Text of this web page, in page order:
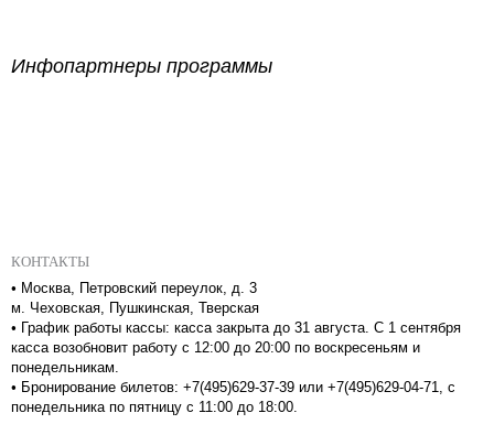
Инфопартнеры программы
КОНТАКТЫ
• Москва, Петровский переулок, д. 3
м. Чеховская, Пушкинская, Тверская
• График работы кассы: касса закрыта до 31 августа. С 1 сентября
касса возобновит работу с 12:00 до 20:00 по воскресеньям и
понедельникам.
• Бронирование билетов: +7(495)629-37-39 или +7(495)629-04-71, с
понедельника по пятницу с 11:00 до 18:00.